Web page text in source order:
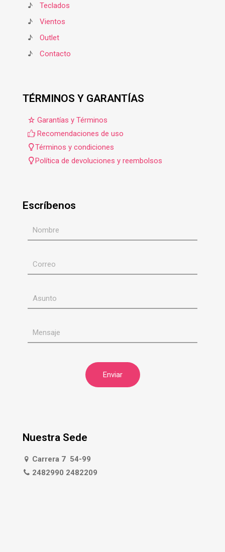
♪
Teclados
♪
Vientos
♪
Outlet
♪
Contacto
TÉRMINOS Y GARANTÍAS
Garantías y Términos
Recomendaciones de uso
Términos y condiciones
Política de devoluciones y reembolsos
Escríbenos
Nuestra Sede
Carrera 7 54-99
2482990 2482209